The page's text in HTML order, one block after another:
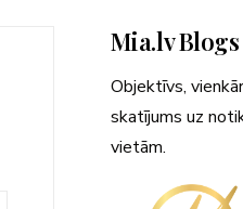
Mia.lv Blogs
Objektīvs,
skatījums uz
vietām.